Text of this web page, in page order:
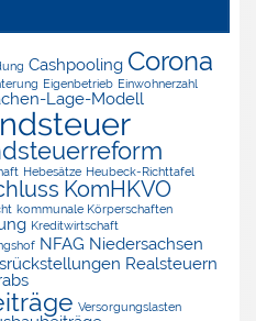
Cashpooling Corona
Eigenbetrieb Einwohnerzahl
Lage-Modell
Hebesätze Heubeck-Richttafel
KomHKVO
kommunale Körperschaften
Kreditwirtschaft
NFAG Niedersachsen
Realsteuern
Versorgungslasten